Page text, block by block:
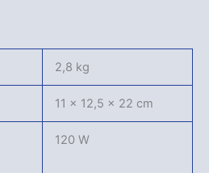
2,8 kg
11 × 12,5 × 22 cm
120 W